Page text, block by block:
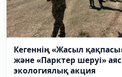
Кегеннің «Жасыл
және «Парктер шеруі»
экологиялық акция